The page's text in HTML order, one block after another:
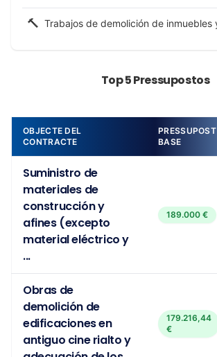
🔨
Top 5 Pressupostos
OBJECTE DEL
CONTRACTE
PRESSUPOST
BASE
Suministro de
materiales de
construcción y
afines (excepto
material eléctrico y
...
189.000 €
Obras de
demolición de
edificaciones en
antiguo cine rialto y
179.216,44
€